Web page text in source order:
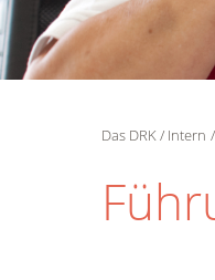
Das DRK Intern